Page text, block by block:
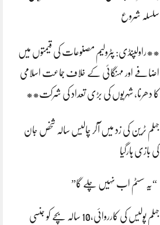
سلسلہ شروع
**راولپنڈی: پٹرولیم مصنوعات کی قیمتوں میں
اضافے اور مہنگائی کے خلاف جماعت اسلامی
کا دھرنا، شہریوں کی بڑی تعداد کی شرکت**
جہلم ٹرین کی زد میں آکر چالیس سالہ شخص جان
کی بازی ہارگیا
“یہ سسٹم اب نہیں چلے گا”
جہلم پولیس کی کارروائی،10 سالہ بچے کو جنسی